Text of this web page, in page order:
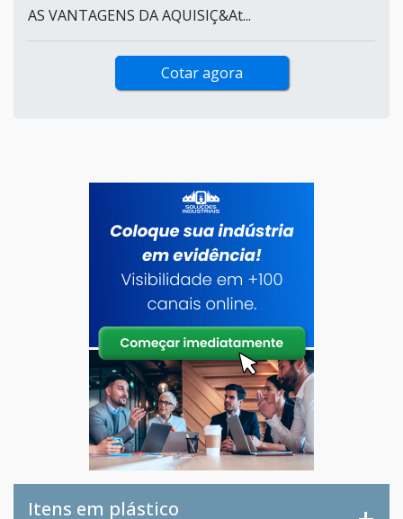
AS VANTAGENS DA AQUISIÇ&At...
Cotar agora
Itens em plástico